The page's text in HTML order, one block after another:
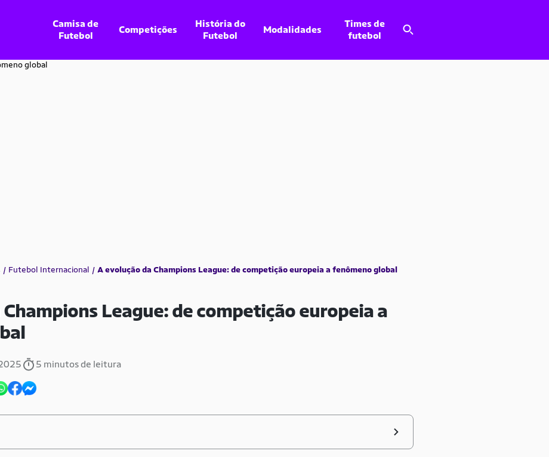
Camisa de
Futebol
Competições
História do
Futebol
Modalidades
Times de
futebol
League: de competição europeia a
5 minutos de leitura
Futebol Internacional A evolução da Champions League: de competição europeia a fenômeno global